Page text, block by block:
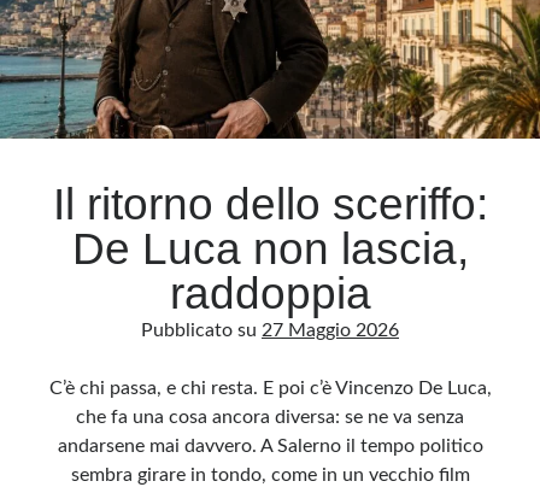
Cina
Il ritorno dello sceriffo:
De Luca non lascia,
raddoppia
Pubblicato su 27 Maggio 2026
C’è chi passa, e chi resta. E poi c’è Vincenzo De Luca,
che fa una cosa ancora diversa: se ne va senza
andarsene mai davvero. A Salerno il tempo politico
sembra girare in tondo, come in un vecchio film